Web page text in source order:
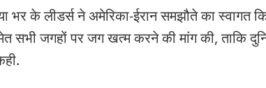
के लीडर्स ने अमेरिका-ईरान समझौते का स्वागत
जगहों पर जग खत्म करने की मांग की, ताकि